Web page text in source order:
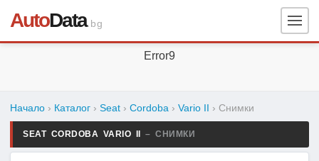
AutoData.bg
Error9
Начало › Каталог › Seat › Cordoba › Vario II › Снимки
SEAT CORDOBA VARIO II – СНИМКИ